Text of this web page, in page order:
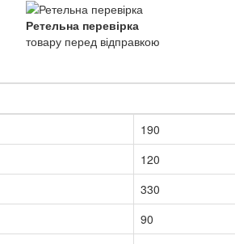
Ретельна перевірка
товару перед відправкою
190
120
330
90